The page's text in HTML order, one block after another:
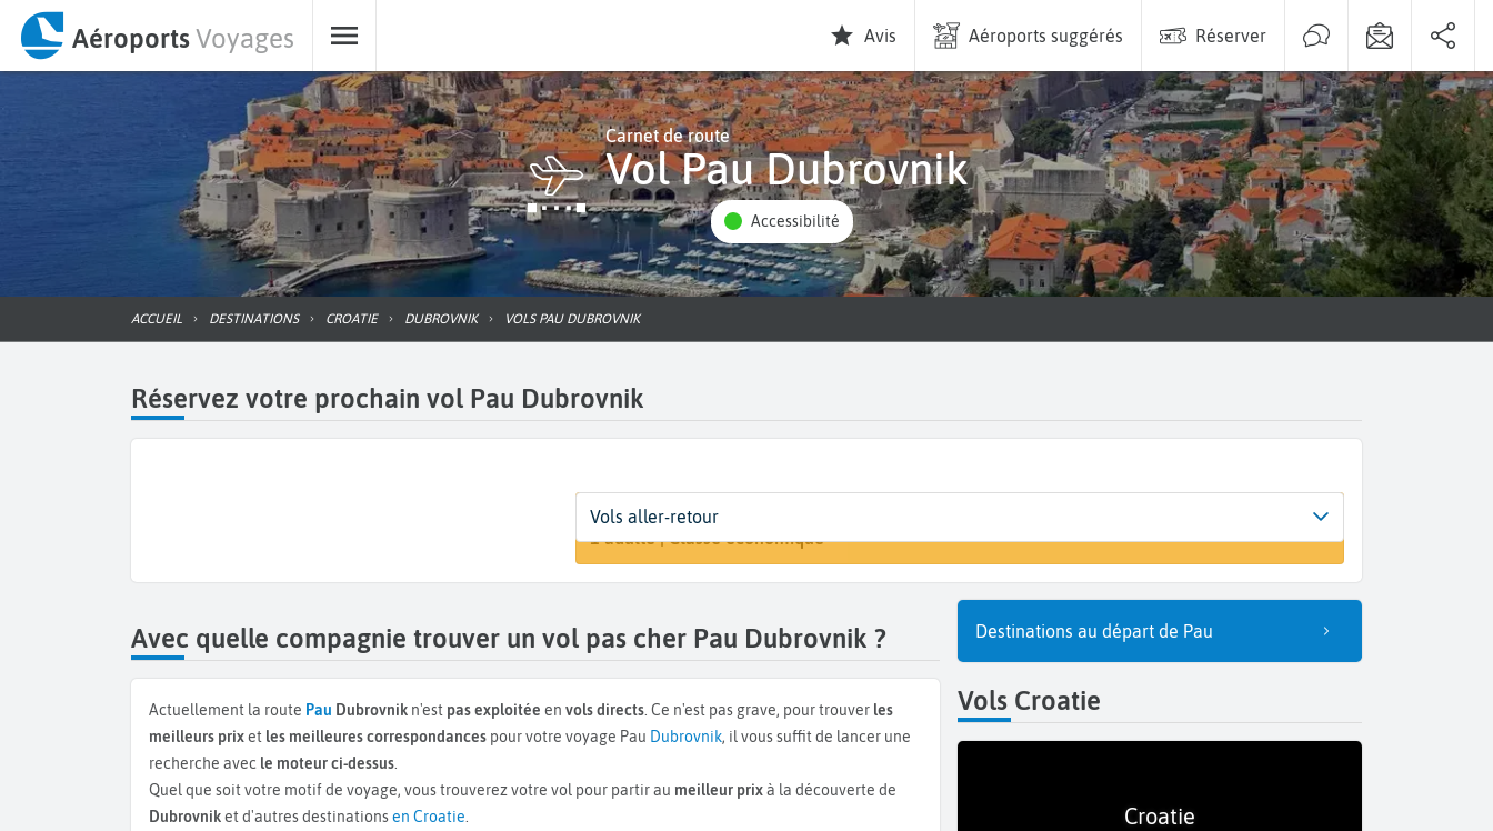
AéroportsVoyages Avis Aéroports suggérés Réserver
Carnet de route
Vol Pau Dubrovnik
Accessibilité
ACCUEIL DESTINATIONS CROATIE DUBROVNIK VOLS PAU DUBROVNIK
Réservez votre prochain vol Pau Dubrovnik
Départ
Pau (PUF) Dubrovnik (DBV)
Dates
Dates de votre voyage
Voyageurs | Classe
1 adulte | Classe économique
Vols aller-retour
Avec quelle compagnie trouver un vol pas cher Pau Dubrovnik ?
Actuellement la route Pau Dubrovnik n'est pas exploitée en vols directs. Ce n'est pas grave, pour trouver les
meilleurs prixet les meilleures correspondances pour votre voyage Pau Dubrovnik, il vous suffit de lancer une
recherche avec le moteur ci-dessus.
Quel que soit votre motif de voyage, vous trouverez votre vol pour partir au meilleur prixà la découverte de
Dubrovniket d'autres destinationsen Croatie.
Destinations au départ de Pau
Vols Croatie
Croatie